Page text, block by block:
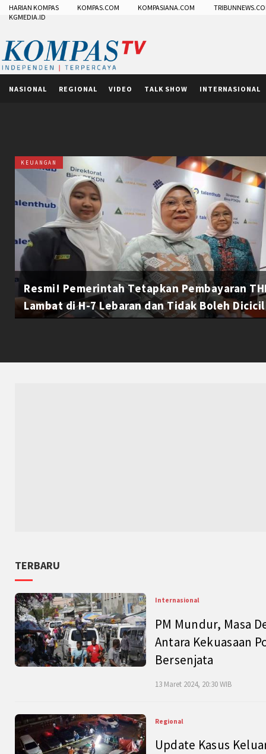
HARIAN KOMPAS KOMPAS.COM KOMPASIANA.COM
KGMEDIA.ID
NASIONAL REGIONAL VIDEO TALK SHOW INTERNASIONAL
KEUANGAN
Resmi! Pemerintah Tetapkan Pembayaran
Lambat di H-7 Lebaran dan Tidak Boleh Dicicil
TERBARU
Internasional
PM Mundur, Masa
Antara Kekuasaan
Bersenjata
13 Maret 2024, 20:30 WIB
Regional
Update Kasus